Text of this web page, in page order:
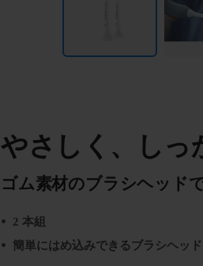
やさしく、しっ
ゴム素材のブラシヘッド
2 本組
簡単にはめ込みできるブラシヘッド